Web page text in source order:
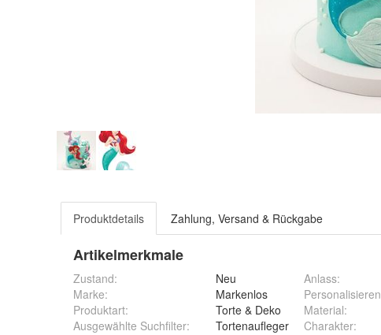
Produktdetails Zahlung, Versand & Rückgabe
Artikelmerkmale
Zustand:
Neu
Marke:
Markenlos
Produktart:
Torte & Deko
Ausgewählte Suchfilter: Tortenaufleger
Anlass:
Personalisieren
Material:
Charakter: